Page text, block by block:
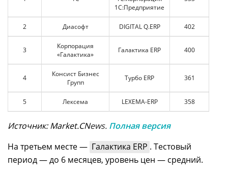
1С:Предприятие
2 Диасофт DIGITAL Q.ERP 402
3
Корпорация
«Галактика»
Галактика ERP 400
4
Консист Бизнес
Групп
Турбо ERP 361
5 Лексема LEXEMA-ERP 358
Источник: Market.CNews. Полная версия
На третьем месте — Галактика ERP . Тестовый
период — до 6 месяцев, уровень цен — средний.